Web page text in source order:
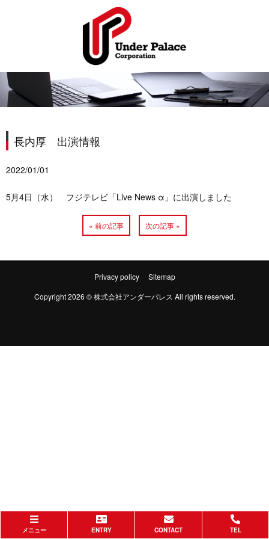
長内厚 出演情報
2022/01/01
5月4日（水） フジテレビ「Live News α」に出演しました
« 前の記事 次の記事 »
Privacy policy
Sitemap
Copyright 2026 © 株式会社アンダーパレス All rights reserved.
メニュー ENTRY CONTACT TEL